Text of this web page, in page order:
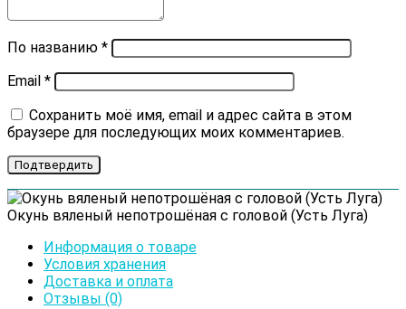
По названию *
Email *
Сохранить моё имя, email и адрес сайта в этом
браузере для последующих моих комментариев.
Окунь вяленый непотрошёная с головой (Усть Луга)
Информация о товаре
Условия хранения
Доставка и оплата
Отзывы (0)